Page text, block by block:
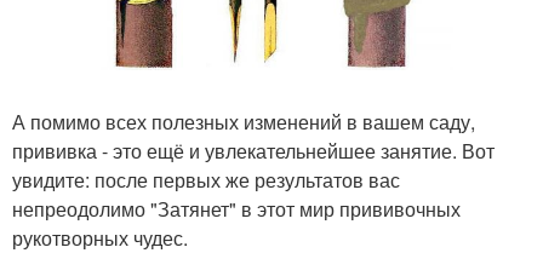
А помимо всех полезных изменений в вашем саду,
прививка - это ещё и увлекательнейшее занятие. Вот
увидите: после первых же результатов вас
непреодолимо "Затянет" в этот мир прививочных
рукотворных чудес.